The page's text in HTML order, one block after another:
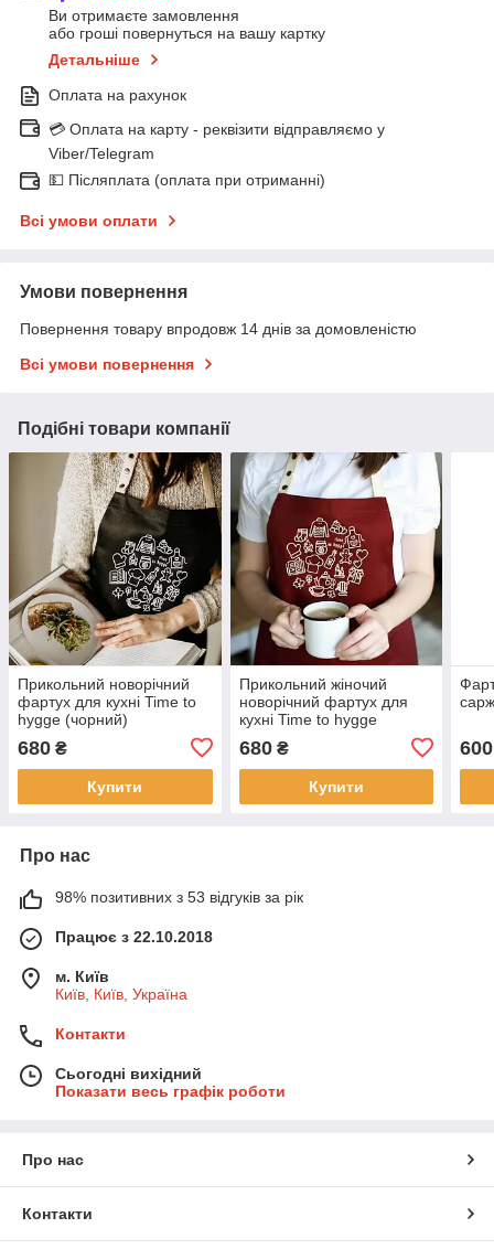
Ви отримаєте замовлення
або гроші повернуться на вашу картку
Детальніше
Оплата на рахунок
💳 Оплата на карту - реквізити відправляємо у
Viber/Telegram
💵 Післяплата (оплата при отриманні)
Всі умови оплати
Умови повернення
Повернення товару впродовж 14 днів за домовленістю
Всі умови повернення
Подібні товари компанії
Прикольний новорічний
фартух для кухні Time to
hygge (чорний)
680 ₴
Купити
Прикольний жіночий
новорічний фартух для
кухні Time to hygge
680₴
Купити
600
Про нас
98% позитивних з 53 відгуків за рік
Працює з 22.10.2018
м. Київ
Київ, Київ, Україна
Контакти
Сьогодні вихідний
Показати весь графік роботи
Про нас
Контакти